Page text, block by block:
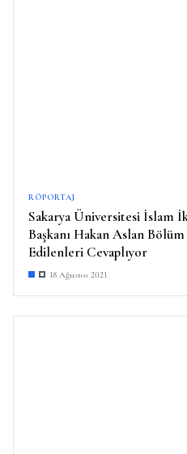
RÖPORTAJ
Sakarya Üniversitesi İslam
Başkanı Hakan Aslan
Edilenleri Cevaplıyor
18 Ağustos 2021